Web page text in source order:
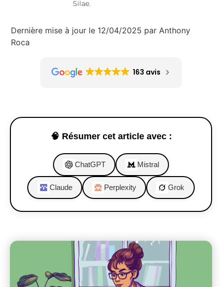
Silae.
Dernière mise à jour le 12/04/2025 par Anthony
Roca
163 avis
🧠 Résumer cet article avec :
ChatGPT Mistral
Claude Perplexity Grok